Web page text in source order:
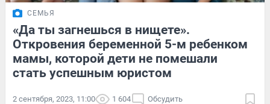
СЕМЬЯ
«Да ты загнешься в нищете».
Откровения беременной 5-м ребенком
мамы, которой дети не помешали
стать успешным юристом
2 сентября, 2023, 11:00 1 604 Обсудить